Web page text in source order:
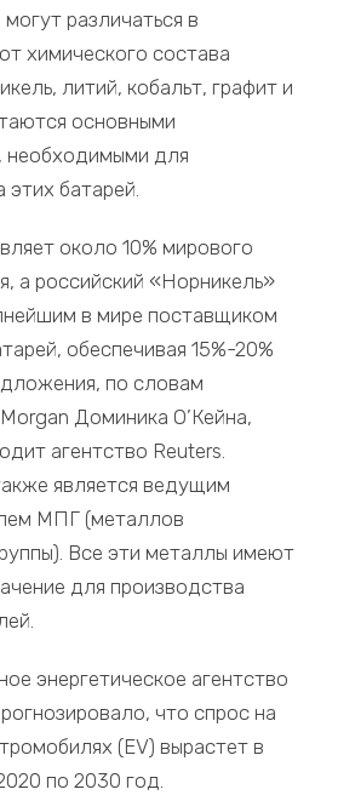
различаться в
химического состава
литий, кобальт, графит и
основными
необходимыми для
этих батарей.
около 10% мирового
а российский «Норникель»
в мире поставщиком
обеспечивая 15%-20%
по словам
Доминика О’Кейна,
агентство Reuters.
является ведущим
МПГ (металлов
Все эти металлы имеют
для производства
энергетическое агентство
что спрос на
(EV) вырастет в
по 2030 год.